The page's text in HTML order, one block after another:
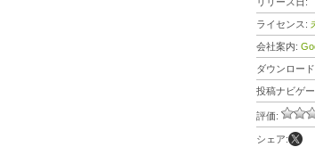
ライセンス:
会社案内:
ダウンロー
投稿ナビゲ
評価:
シェア: